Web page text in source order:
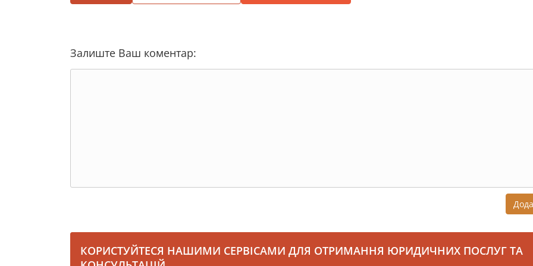
Залиште Ваш коментар:
КОРИСТУЙТЕСЯ НАШИМИ СЕРВІСАМИ ДЛЯ ОТРИМАННЯ ЮРИДИЧНИХ ПОСЛУГ ТА